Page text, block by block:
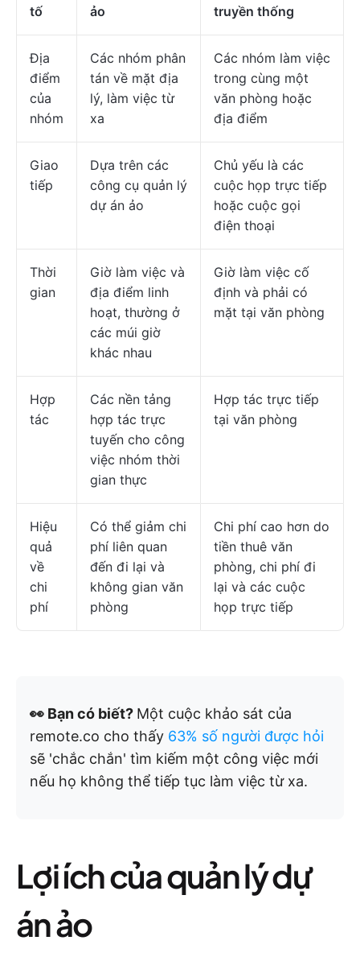
tố
ảo
truyền thống
Địa
điểm
của
nhóm
Các nhóm phân
tán về mặt địa
lý, làm việc từ
xa
Các nhóm làm việc
trong cùng một
văn phòng hoặc
địa điểm
Giao
tiếp
Dựa trên các
công cụ quản lý
dự án ảo
Chủ yếu là các
cuộc họp trực tiếp
hoặc cuộc gọi
điện thoại
Thời
gian
Giờ làm việc và
địa điểm linh
hoạt, thường ở
các múi giờ
khác nhau
Giờ làm việc cố
định và phải có
mặt tại văn phòng
Hợp
tác
Các nền tảng
hợp tác trực
tuyến cho công
việc nhóm thời
gian thực
Hợp tác trực tiếp
tại văn phòng
Hiệu
quả
về
chi
phí
Có thể giảm chi
phí liên quan
đến đi lại và
không gian văn
phòng
Chi phí cao hơn do
tiền thuê văn
phòng, chi phí đi
lại và các cuộc
họp trực tiếp
👀 Bạn có biết? Một cuộc khảo sát của
remote.co cho thấy 63% số người được hỏi
sẽ 'chắc chắn' tìm kiếm một công việc mới
nếu họ không thể tiếp tục làm việc từ xa.
Lợi ích của quản lý dự
án ảo